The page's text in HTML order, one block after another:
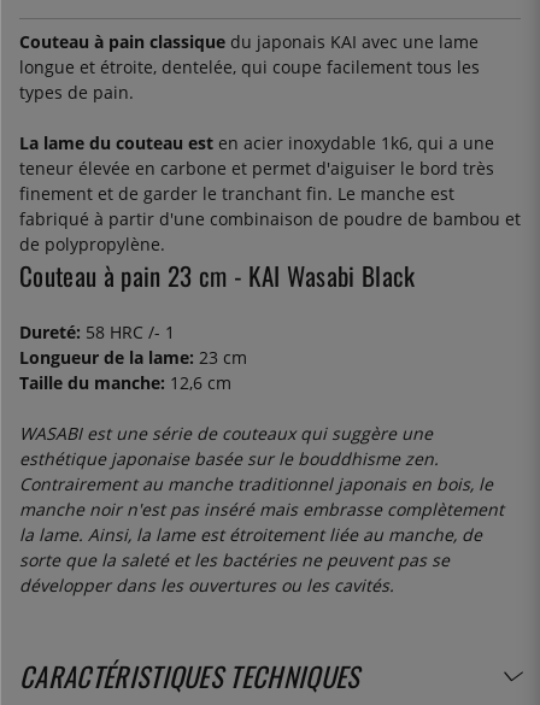
Couteau à pain classique du japonais KAI avec une lame
longue et étroite, dentelée, qui coupe facilement tous les
types de pain.
La lame du couteau est en acier inoxydable 1k6, qui a une
teneur élevée en carbone et permet d'aiguiser le bord très
finement et de garder le tranchant fin. Le manche est
fabriqué à partir d'une combinaison de poudre de bambou et
de polypropylène.
Couteau à pain 23 cm - KAI Wasabi Black
Dureté: 58 HRC /- 1
Longueur de la lame: 23 cm
Taille du manche: 12,6 cm
WASABI est une série de couteaux qui suggère une
esthétique japonaise basée sur le bouddhisme zen.
Contrairement au manche traditionnel japonais en bois, le
manche noir n'est pas inséré mais embrasse complètement
la lame. Ainsi, la lame est étroitement liée au manche, de
sorte que la saleté et les bactéries ne peuvent pas se
développer dans les ouvertures ou les cavités.
CARACTÉRISTIQUES TECHNIQUES